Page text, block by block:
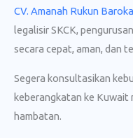
CV. Amanah Rukun
legalisir SKCK,
secara cepat, aman, dan
Segera konsultasikan
keberangkatan ke Kuwait
hambatan.